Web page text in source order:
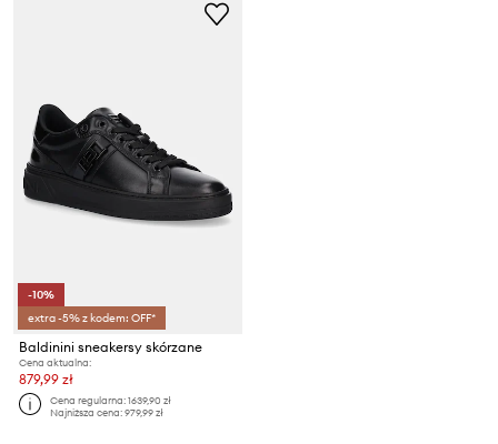
-10%
extra -5% z kodem: OFF*
Baldinini sneakersy skórzane
Cena aktualna:
879,99 zł
Cena regularna:1639,90 zł
Najniższa cena:979,99 zł